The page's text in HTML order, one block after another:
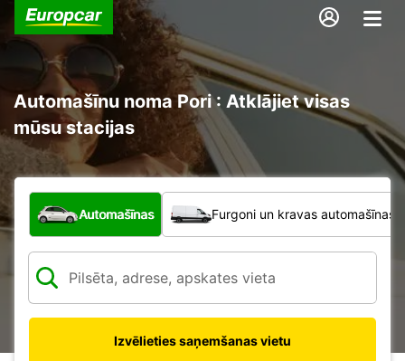
Automašīnu noma Pori : Atklājiet visas
mūsu stacijas
Kāda veida transportlīdzeklis?
Automašīnas Furgoni un kravas automašīnas
Izvēlieties saņemšanas vietu